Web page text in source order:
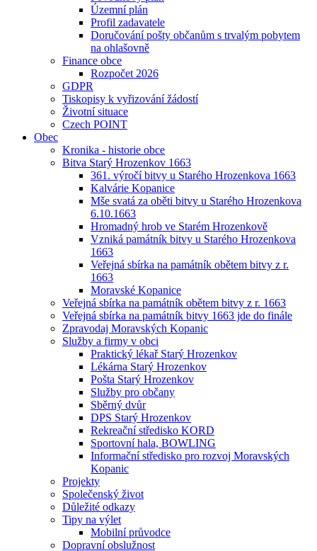
Územní plán
Profil zadavatele
Doručování pošty občanům s trvalým pobytem
na ohlašovně
Finance obce
Rozpočet 2026
GDPR
Tiskopisy k vyřizování žádostí
Životní situace
Czech POINT
Obec
Kronika - historie obce
Bitva Starý Hrozenkov 1663
361. výročí bitvy u Starého Hrozenkova 1663
Kalvárie Kopanice
Mše svatá za oběti bitvy u Starého Hrozenkova
6.10.1663
Hromadný hrob ve Starém Hrozenkově
Vzniká památník bitvy u Starého Hrozenkova
1663
Veřejná sbírka na památník obětem bitvy z r.
1663
Moravské Kopanice
Veřejná sbírka na památník obětem bitvy z r. 1663
Veřejná sbírka na památník bitvy 1663 jde do finále
Zpravodaj Moravských Kopanic
Služby a firmy v obci
Praktický lékař Starý Hrozenkov
Lékárna Starý Hrozenkov
Pošta Starý Hrozenkov
Služby pro občany
Sběrný dvůr
DPS Starý Hrozenkov
Rekreační středisko KORD
Sportovní hala, BOWLING
Informační středisko pro rozvoj Moravských
Kopanic
Projekty
Společenský život
Důležité odkazy
Tipy na výlet
Mobilní průvodce
Dopravní obslužnost